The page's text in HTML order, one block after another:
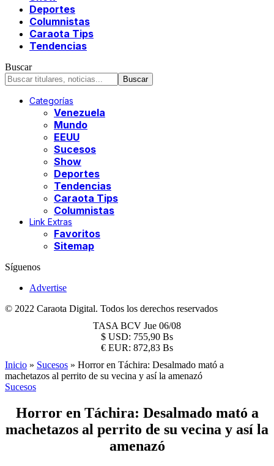
Deportes
Columnistas
Caraota Tips
Tendencias
Buscar
Categorías
Venezuela
Mundo
EEUU
Sucesos
Show
Deportes
Tendencias
Caraota Tips
Columnistas
Link Extras
Favoritos
Sitemap
Síguenos
Advertise
© 2022 Caraota Digital. Todos los derechos reservados
TASA BCV Jue 06/08
$ USD: 755,90 Bs
€ EUR: 872,83 Bs
Inicio » Sucesos » Horror en Táchira: Desalmado mató a
machetazos al perrito de su vecina y así la amenazó
Sucesos
Horror en Táchira: Desalmado mató a
machetazos al perrito de su vecina y así la
amenazó